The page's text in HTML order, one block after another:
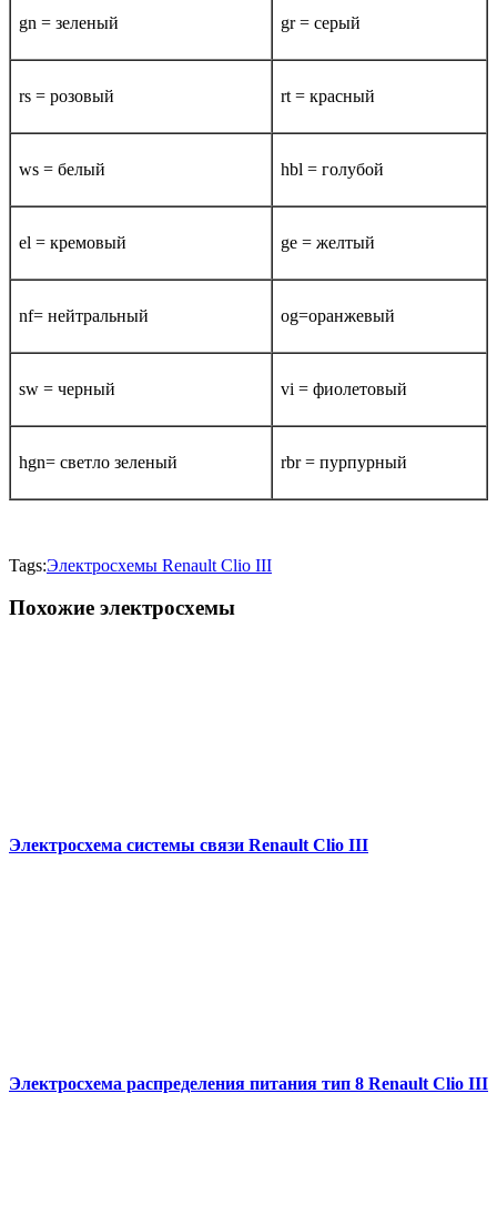
gn = зеленый gr = серый
rs = розовый rt = красный
ws = белый hbl = голубой
el = кремовый ge = желтый
nf= нейтральный og=оранжевый
sw = черный vi = фиолетовый
hgn= светло зеленый rbr = пурпурный
Tags:Электросхемы Renault Clio III
Похожие электросхемы
Электросхема системы связи Renault Clio III
Электросхема распределения питания тип 8 Renault Clio III